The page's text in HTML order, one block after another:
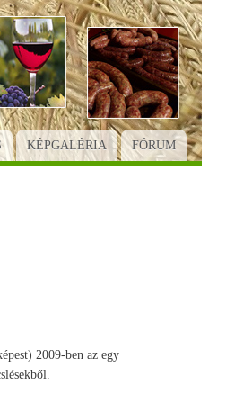
KÉPGALÉRIA FÓRUM
2009-ben az egy